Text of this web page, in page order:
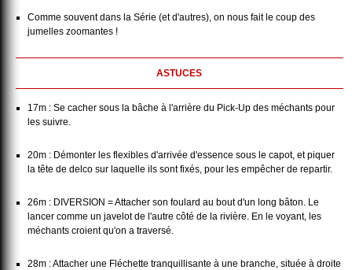
Comme souvent dans la Série (et d'autres), on nous fait le coup des
jumelles zoomantes !
ASTUCES
17m : Se cacher sous la bâche à l'arrière du Pick-Up des méchants pour
les suivre.
20m : Démonter les flexibles d'arrivée d'essence sous le capot, et piquer
la tête de delco sur laquelle ils sont fixés, pour les empêcher de repartir.
26m : DIVERSION = Attacher son foulard au bout d'un long bâton. Le
lancer comme un javelot de l'autre côté de la rivière. En le voyant, les
méchants croient qu'on a traversé.
28m : Attacher une Fléchette tranquillisante à une branche, située à droite